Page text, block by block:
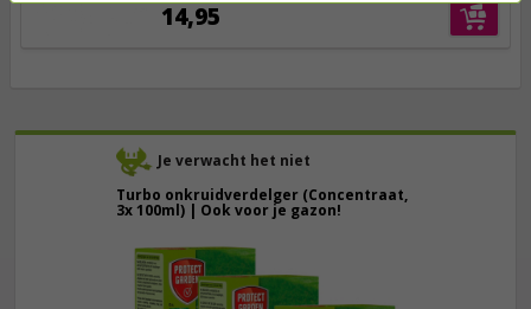
Je verwacht het niet
Turbo onkruidverdelger (Concentraat,
3x 100ml) | Ook voor je gazon!
14,95